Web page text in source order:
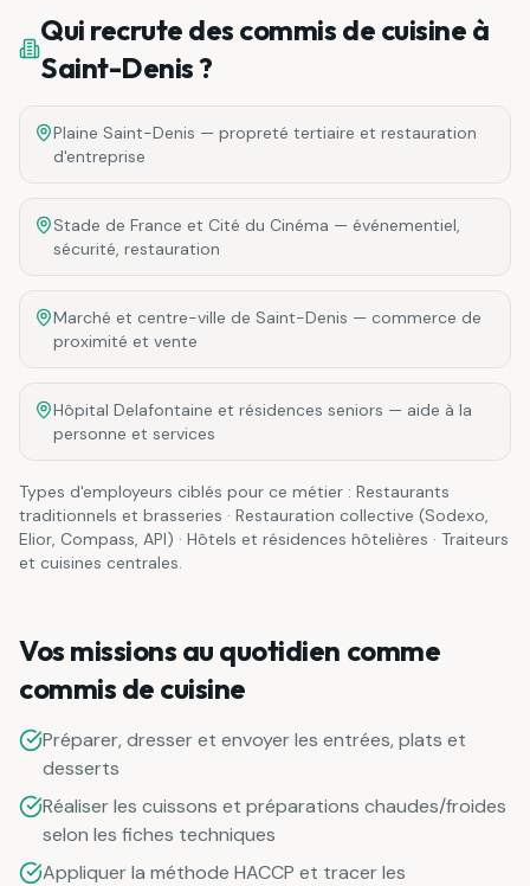
Qui recrute des commis de cuisine à
Saint-Denis?
Plaine Saint-Denis — propreté tertiaire et restauration
d'entreprise
Stade de France et Cité du Cinéma — événementiel,
sécurité, restauration
Marché et centre-ville de Saint-Denis — commerce de
proximité et vente
Hôpital Delafontaine et résidences seniors — aide à la
personne et services
Types d'employeurs ciblés pour ce métier : Restaurants
traditionnels et brasseries · Restauration collective (Sodexo,
Elior, Compass, API) · Hôtels et résidences hôtelières · Traiteurs
et cuisines centrales.
Vos missions au quotidien comme
commis de cuisine
Préparer, dresser et envoyer les entrées, plats et
desserts
Réaliser les cuissons et préparations chaudes/froides
selon les fiches techniques
Appliquer la méthode HACCP et tracer les